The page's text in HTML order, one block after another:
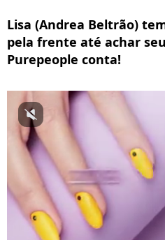
Lisa (Andrea Beltrão)
pela frente até achar
Purepeople conta!